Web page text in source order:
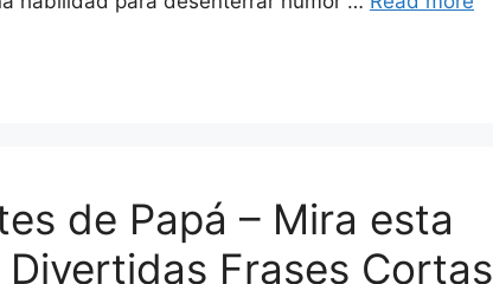
de Papá – Mira esta
Frases Cortas